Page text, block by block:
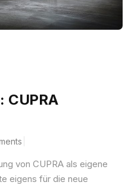
CUPRA
von CUPRA als eigene
eigens für die neue